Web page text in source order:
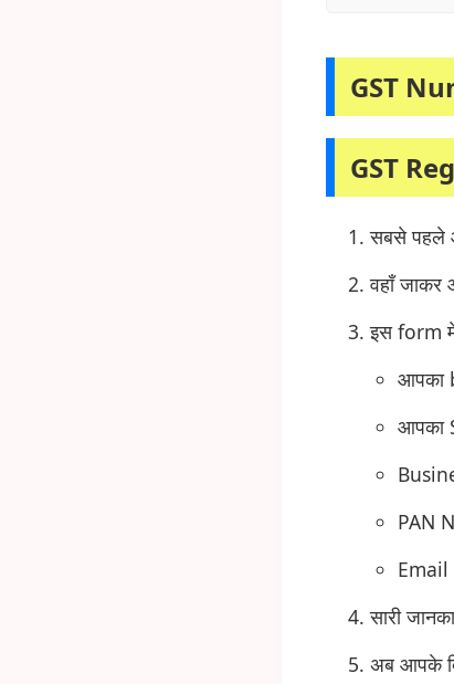
GST
GST
सबसे पहले
वहाँ
इस form
आपका
आपका
PAN
सारी
अब आपके